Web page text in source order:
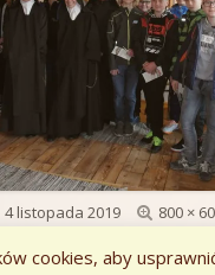
4 listopada 2019
Pełny
rozmiar
800 ×
cookies, aby